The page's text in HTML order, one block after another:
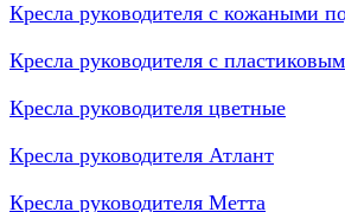
Кресла руководителя с кожаными
Кресла руководителя с
Кресла руководителя цветные
Кресла руководителя Атлант
Кресла рyководителя Метта